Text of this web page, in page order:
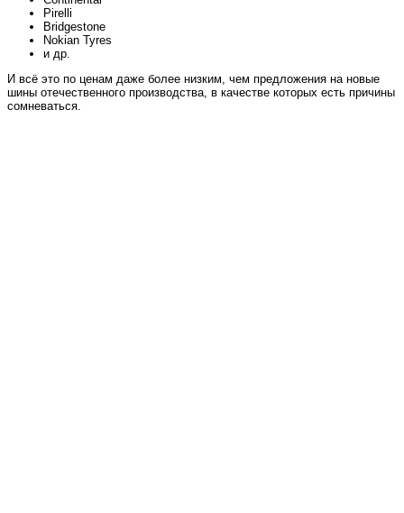
Pirelli
Bridgestone
Nokian Tyres
и др.
И всё это по ценам даже более низким, чем предложения на новые
шины отечественного производства, в качестве которых есть причины
сомневаться.